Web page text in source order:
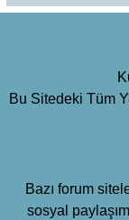
Bu Sitedeki Tüm
Bazı forum
sosyal